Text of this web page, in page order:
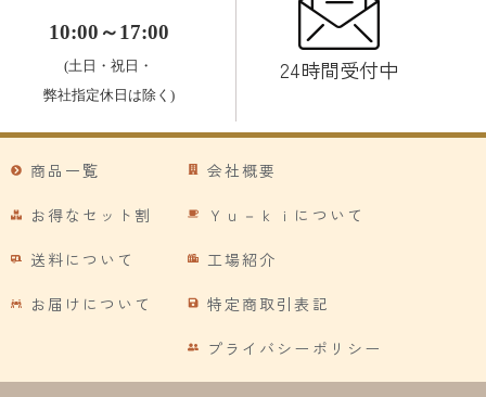
10:00～17:00
(土日・祝日・
弊社指定休日は除く)
24時間受付中
商品一覧
お得なセット割
送料について
お届けについて
会社概要
Ｙｕ－ｋｉについて
工場紹介
特定商取引表記
プライバシーポリシー